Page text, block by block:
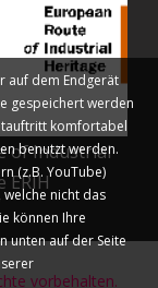
of Industrial
ERIH
vorbehalten.
auf dem Endgerät
gespeichert werden
komfortabel
benutzt werden.
(z.B. YouTube)
nicht das
können Ihre
unten auf der Seite